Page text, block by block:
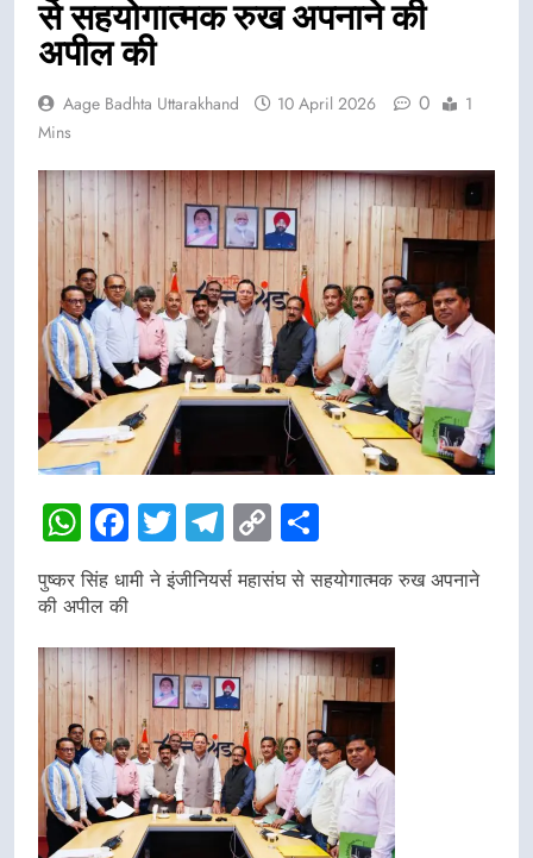
से सहयोगात्मक रुख अपनाने की
अपील की
Aage Badhta Uttarakhand 10 April 2026 0
1
Mins
WhatsApp
Facebook
Twitter
Telegram
Copy
Link
पुष्कर सिंह धामी ने इंजीनियर्स महासंघ से सहयोगात्मक रुख अपनाने
की अपील की